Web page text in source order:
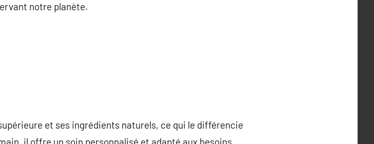
notre planète.
et ses ingrédients naturels, ce qui le différencie